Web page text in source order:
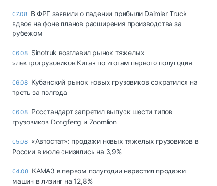
07.08 В ФРГ заявили о падении прибыли Daimler Truck
вдвое на фоне планов расширения производства за
рубежом
06.08 Sinotruk возглавил рынок тяжелых
электрогрузовиков Китая по итогам первого полугодия
06.08 Кубанский рынок новых грузовиков сократился на
треть за полгода
06.08 Росстандарт запретил выпуск шести типов
грузовиков Dongfeng и Zoomlion
05.08 «Автостат»: продажи новых тяжелых грузовиков в
России в июле снизились на 3,9%
04.08 КАМАЗ в первом полугодии нарастил продажи
машин в лизинг на 12,8%